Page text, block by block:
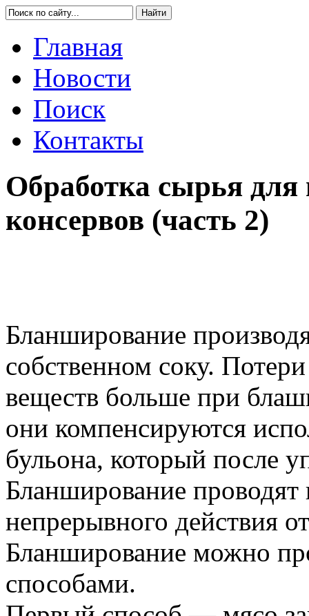
Главная
Новости
Поиск
Контакты
Обработка сырья для
консервов (часть 2)
Бланширование
собственном соку.
веществ больше при
они компенсируются
бульона, который после
Бланширование проводят
непрерывного действия
Бланширование можно
способами.